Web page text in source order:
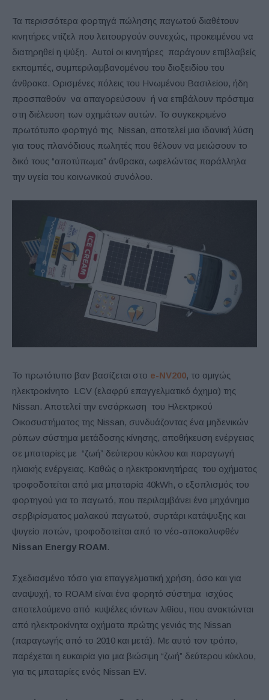
Τα περισσότερα φορτηγά πώλησης παγωτού διαθέτουν
κινητήρες ντίζελ που λειτουργούν συνεχώς, προκειμένου να
διατηρηθεί η ψύξη. Αυτοί οι κινητήρες παράγουν επιβλαβείς
εκπομπές, συμπεριλαμβανομένου του διοξειδίου του
άνθρακα. Ορισμένες πόλεις του Ηνωμένου Βασιλείου, ήδη
προσπαθούν να απαγορεύσουν ή να επιβάλουν πρόστιμα
στη διέλευση των οχημάτων αυτών. Το συγκεκριμένο
πρωτότυπο φορτηγό της Nissan, αποτελεί μια ιδανική λύση
για τους πλανόδιους πωλητές που θέλουν να μειώσουν το
δικό τους “αποτύπωμα” άνθρακα, ωφελώντας παράλληλα
την υγεία του κοινωνικού συνόλου.
Το πρωτότυπο βαν βασίζεται στο e-NV200, το αμιγώς
ηλεκτροκίνητο LCV (ελαφρύ επαγγελματικό όχημα) της
Nissan. Αποτελεί την ενσάρκωση του Ηλεκτρικού
Οικοσυστήματος της Nissan, συνδυάζοντας ένα μηδενικών
ρύπων σύστημα μετάδοσης κίνησης, αποθήκευση ενέργειας
σε μπαταρίες με “ζωή” δεύτερου κύκλου και παραγωγή
ηλιακής ενέργειας. Καθώς ο ηλεκτροκινητήρας του οχήματος
τροφοδοτείται από μια μπαταρία 40kWh, ο εξοπλισμός του
φορτηγού για το παγωτό, που περιλαμβάνει ένα μηχάνημα
σερβιρίσματος μαλακού παγωτού, συρτάρι κατάψυξης και
ψυγείο ποτών, τροφοδοτείται από το νέο-αποκαλυφθέν
Nissan Energy ROAM.
Σχεδιασμένο τόσο για επαγγελματική χρήση, όσο και για
αναψυχή, το ROAM είναι ένα φορητό σύστημα ισχύος
αποτελούμενο από κυψέλες ιόντων λιθίου, που ανακτώνται
από ηλεκτροκίνητα οχήματα πρώτης γενιάς της Nissan
(παραγωγής από το 2010 και μετά). Με αυτό τον τρόπο,
παρέχεται η ευκαιρία για μια βιώσιμη “ζωή” δεύτερου κύκλου,
για τις μπαταρίες ενός Nissan EV.